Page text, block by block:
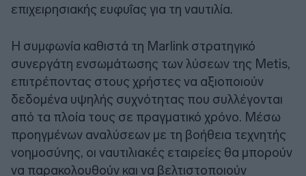
επιχειρησιακής ευφυΐας για τη ναυτιλία.
Η συμφωνία καθιστά τη Marlink στρατηγικό
συνεργάτη ενσωμάτωσης των λύσεων της Metis,
επιτρέποντας στους χρήστες να αξιοποιούν
δεδομένα υψηλής συχνότητας που συλλέγονται
από τα πλοία τους σε πραγματικό χρόνο. Μέσω
προηγμένων αναλύσεων με τη βοήθεια τεχνητής
νοημοσύνης, οι ναυτιλιακές εταιρείες θα μπορούν
να παρακολουθούν και να βελτιστοποιούν